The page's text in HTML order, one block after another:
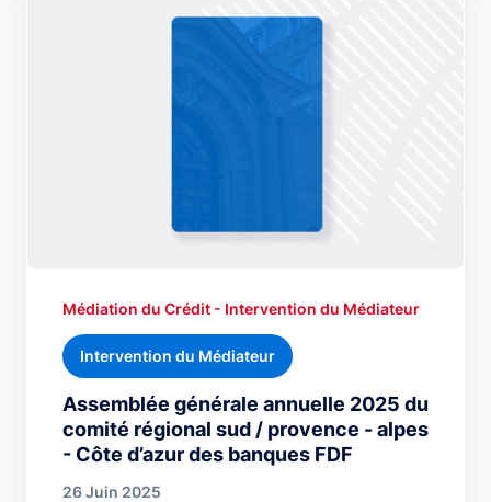
Assemblée générale annuelle 2025 du
comité régional sud / provence - alpes
- Côte d’azur des banques FDF
Médiation du Crédit - Intervention du Médiateur
Intervention du Médiateur
26 Juin 2025